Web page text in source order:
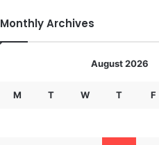
Monthly Archives
August 2026
M T W T F